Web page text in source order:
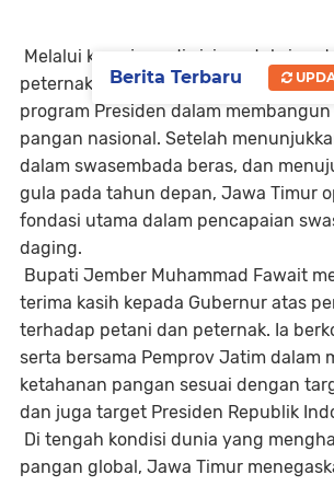
Melalui kemajuan di sisi produksi
peternakan, Jawa Timur mengaku
program Presiden dalam
pangan nasional. Setelah
dalam swasembada beras, dan
gula pada tahun depan, Jawa Timur
fondasi utama dalam pencapaian
daging.
Bupati Jember Muhammad Fawait
terima kasih kepada Gubernur atas
terhadap petani dan peternak. Ia
serta bersama Pemprov Jatim dalam
ketahanan pangan sesuai dengan
dan juga target Presiden Republik
Di tengah kondisi dunia yang
pangan global, Jawa Timur
Berita Terbaru